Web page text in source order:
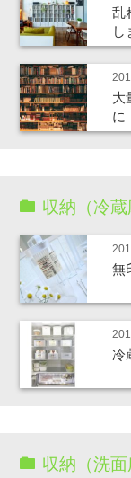
乱
し
大
に
収納（冷蔵
無
冷
収納（洗面